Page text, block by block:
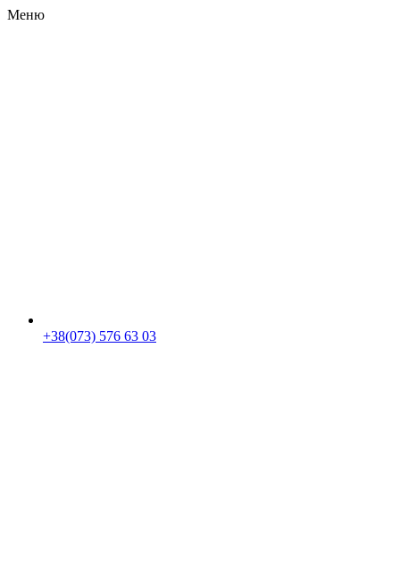
Меню
+38(073) 576 63 03